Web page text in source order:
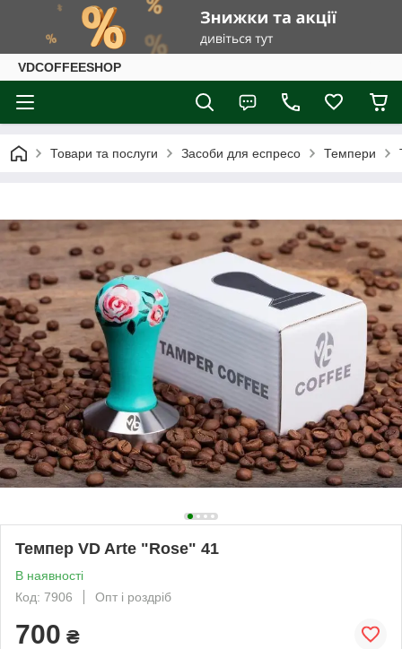
VDCOFFEESHOP
Товари та послуги Засоби для еспресо Темпери
Темпер VD Arte "Rose" 41
В наявності
Код: 7906
Опт і роздріб
700 ₴